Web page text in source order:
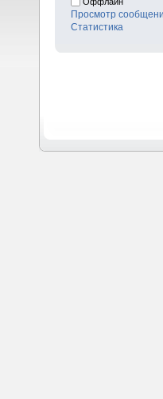
Просмотр
Статистика